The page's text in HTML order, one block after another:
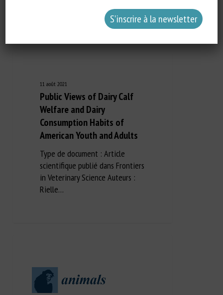
11 août 2021
Public Views of Dairy Calf
Welfare and Dairy
Consumption Habits of
American Youth and Adults
Type de document : Article
scientifique publié dans Frontiers
in Veterinary Science Auteurs :
Rielle…